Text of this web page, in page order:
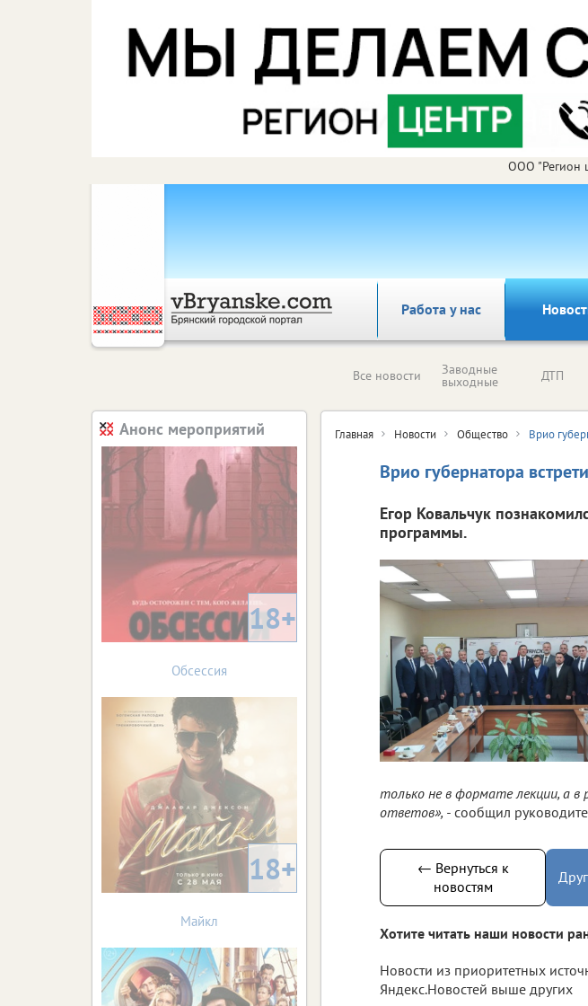
ООО "Регион
Работа у нас
Все новости Заводные
выходные ДТП
Главная Новости Общество Врио
Врио губернатора
Егор Ковальчук
программы.
только не в формате лекции, а
ответов», - сообщил
← Вернуться к
новостям
Хотите читать наши новости
Новости из приоритетных
Яндекс.Новостей выше других
Анонс мероприятий
18+
Обсессия
18+
Майкл